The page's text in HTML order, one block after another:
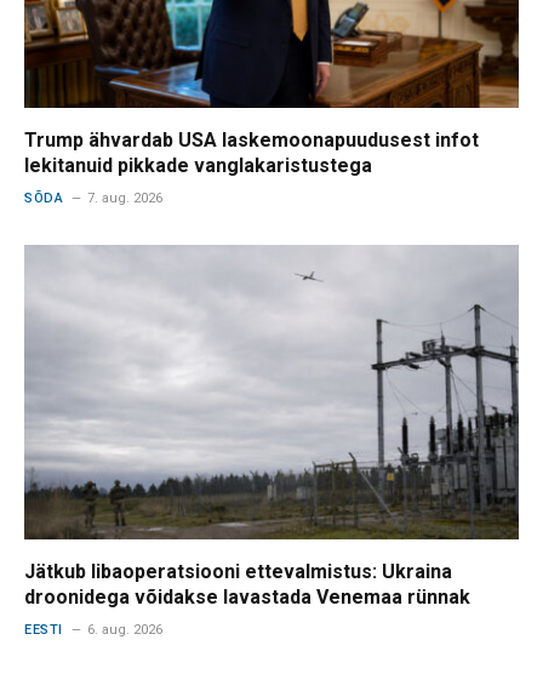
Trump ähvardab USA laskemoonapuudusest infot
lekitanuid pikkade vanglakaristustega
SÕDA 7. aug. 2026
Jätkub libaoperatsiooni ettevalmistus: Ukraina
droonidega võidakse lavastada Venemaa rünnak
EESTI 6. aug. 2026